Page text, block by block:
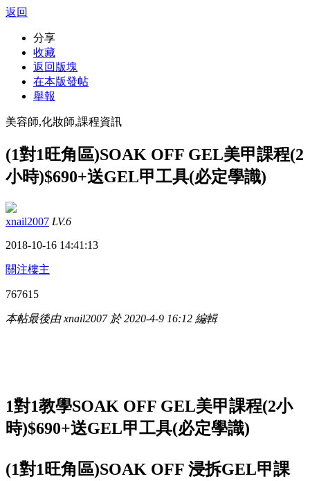
返回
分享
收藏
返回版塊
在本版發帖
舉報
美容師,化妝師,課程資訊
(1對1旺角區)SOAK OFF GEL美甲課程(2
小時)$690+送GEL甲工具(必定學識)
xnail2007 LV.6
2018-10-16 14:41:13
關注樓主
76761 5
本帖最後由 xnail2007 於 2020-4-9 16:12 編輯
1對1教學SOAK OFF GEL美甲課程(2小
時)$690+送GEL甲工具(必定學識)
(1對1旺角區)SOAK OFF 浸拆GEL甲課